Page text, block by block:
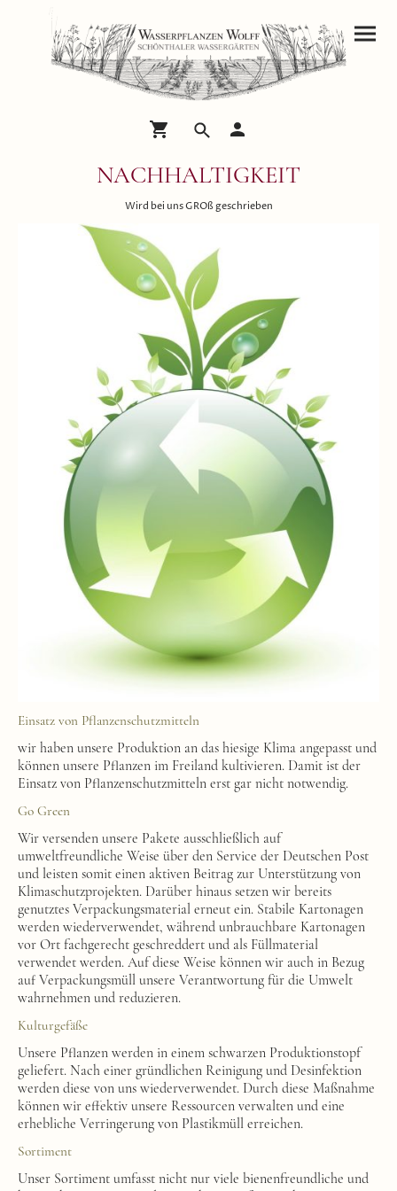
NACHHALTIGKEIT
Wird bei uns GROß geschrieben
Einsatz von Pflanzenschutzmitteln
wir haben unsere Produktion an das hiesige Klima angepasst und
können unsere Pflanzen im Freiland kultivieren. Damit ist der
Einsatz von Pflanzenschutzmitteln erst gar nicht notwendig.
Go Green
Wir versenden unsere Pakete ausschließlich auf
umweltfreundliche Weise über den Service der Deutschen Post
und leisten somit einen aktiven Beitrag zur Unterstützung von
Klimaschutzprojekten. Darüber hinaus setzen wir bereits
genutztes Verpackungsmaterial erneut ein. Stabile Kartonagen
werden wiederverwendet, während unbrauchbare Kartonagen
vor Ort fachgerecht geschreddert und als Füllmaterial
verwendet werden. Auf diese Weise können wir auch in Bezug
auf Verpackungsmüll unsere Verantwortung für die Umwelt
wahrnehmen und reduzieren.
Kulturgefäße
Unsere Pflanzen werden in einem schwarzen Produktionstopf
geliefert. Nach einer gründlichen Reinigung und Desinfektion
werden diese von uns wiederverwendet. Durch diese Maßnahme
können wir effektiv unsere Ressourcen verwalten und eine
erhebliche Verringerung von Plastikmüll erreichen.
Sortiment
Unser Sortiment umfasst nicht nur viele bienenfreundliche und